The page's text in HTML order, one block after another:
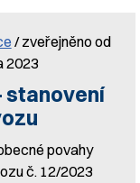
/ zveřejněno od
2023
stanovení
povahy
č. 12/2023